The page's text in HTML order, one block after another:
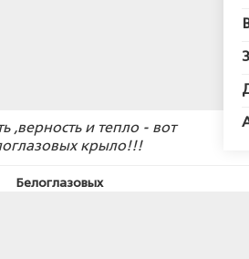
,верность и тепло - вот
крыло!!!
Белоглазовых